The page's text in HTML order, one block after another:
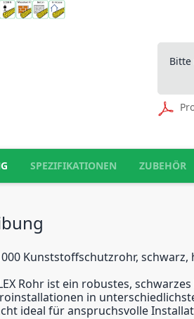
Bitte
SPEZIFIKATIONEN ZUBEHÖR
1000 Kunststoffschutzrohr,
Rohr ist ein robustes,
in
ideal für anspruchsvolle